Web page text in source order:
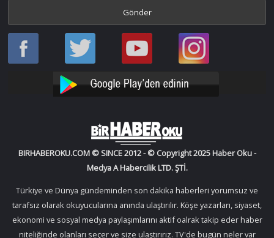
Haber
Oku
Haber
Oku
Bir
Haber
YouTube
Bir
Haber
Instagram
BIRHABEROKU.COM © SINCE 2012 - © Copyright 2025 Haber Oku -
Medya A Habercilik LTD. ŞTİ.
Türkiye ve Dünya gündeminden son dakika haberleri yorumsuz ve
tarafsız olarak okuyucularına anında ulaştırılır. Köşe yazarları, siyaset,
ekonomi ve sosyal medya paylaşımlarını aktif oalrak takip eder haber
niteliğinde olanları seçer ve size ulaştırırız. TV'de bugün neler var